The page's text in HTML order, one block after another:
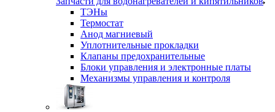
ТЭНы
Термостат
Анод магниевый
Уплотнительные прокладки
Клапаны предохранительные
Блоки управления и электронные платы
Механизмы управления и контроля